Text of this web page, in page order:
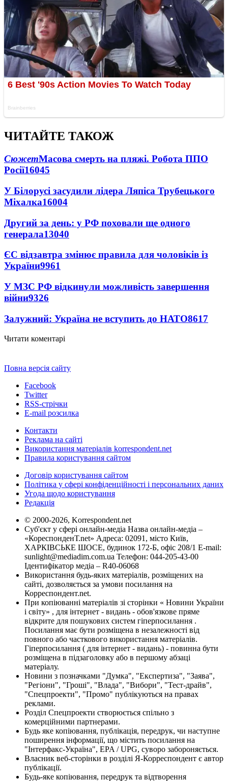
ЧИТАЙТЕ ТАКОЖ
СюжетМасова смерть на пляжі. Робота ППО
Росії16045
У Білорусі засудили лідера Ляпіса Трубецького
Міхалка16004
Другий за день: у РФ поховали ще одного
генерала13040
ЄС відзавтра змінює правила для чоловіків із
України9961
У МЗС РФ відкинули можливість завершення
війни9326
Залужний: Україна не вступить до НАТО8617
Читати коментарі
Повна версія сайту
Facebook
Twitter
RSS-стрічки
E-mail розсилка
Контакти
Реклама на сайті
Використання матеріалів korrespondent.net
Правила користування сайтом
Договір користування сайтом
Політика у сфері конфіденційності і персональних даних
Угода щодо користування
Редакція
© 2000-2026, Korrespondent.net
Суб'єкт у сфері онлайн-медіа Назва онлайн-медіа –
«КореспонденТ.net» Адреса: 02091, місто Київ,
ХАРКІВСЬКЕ ШОСЕ, будинок 172-Б, офіс 208/1 E-mail:
sunlight@mediadim.com.ua Телефон: 044-205-43-00
Ідентифікатор медіа – R40-06068
Використання будь-яких матеріалів, розміщених на
сайті, дозволяється за умови посилання на
Корреспондент.net.
При копіюванні матеріалів зі сторінки « Новини України
і світу» , для інтернет - видань - обов'язкове пряме
відкрите для пошукових систем гіперпосилання .
Посилання має бути розміщена в незалежності від
повного або часткового використання матеріалів.
Гіперпосилання ( для інтернет - видань) - повинна бути
розміщена в підзаголовку або в першому абзаці
матеріалу.
Новини з позначками "Думка", "Експертиза", "Заява",
"Регіони", "Гроші", "Влада", "Вибори", "Тест-драйв",
"Спецпроекти", "Промо" публікуються на правах
реклами.
Розділ Спецпроекти створюється спільно з
комерційними партнерами.
Будь яке копіювання, публікація, передрук, чи наступне
поширення інформації, що містить посилання на
"Інтерфакс-Україна", EPA / UPG, суворо забороняється.
Власник веб-сторінки в розділі Я-Корреспондент є автор
публікації.
Будь-яке копіювання, передрук та відтворення